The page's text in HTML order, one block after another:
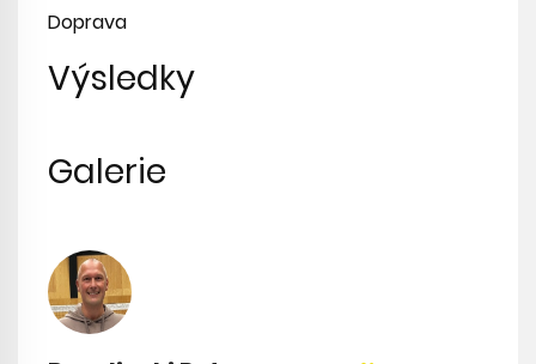
Doprava
Výsledky
Galerie